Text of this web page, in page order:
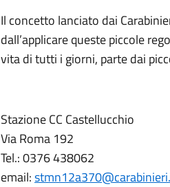
Il concetto lanciato dai
dall’applicare queste piccole
vita di tutti i giorni, parte dai
Stazione CC Castellucchio
Via Roma 192
Tel.: 0376 438062
email: